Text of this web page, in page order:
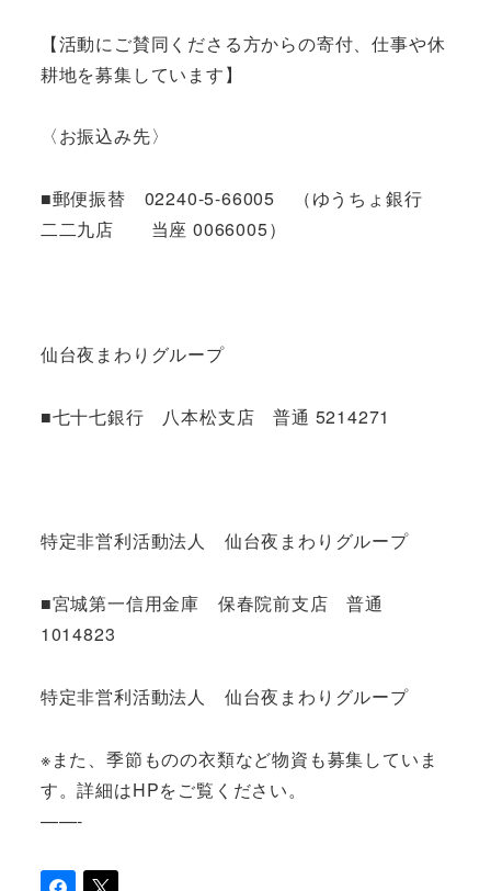
【活動にご賛同くださる方からの寄付、仕事や休
耕地を募集しています】
〈お振込み先〉
■郵便振替 02240-5-66005 （ゆうちょ銀行
二二九店 当座 0066005）
仙台夜まわりグループ
■七十七銀行 八本松支店 普通 5214271
特定非営利活動法人 仙台夜まわりグループ
■宮城第一信用金庫 保春院前支店 普通
1014823
特定非営利活動法人 仙台夜まわりグループ
※また、季節ものの衣類など物資も募集していま
す。詳細はHPをご覧ください。
——-